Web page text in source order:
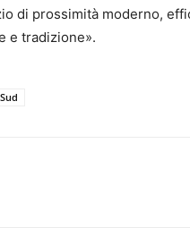
di prossimità moderno,
e tradizione».